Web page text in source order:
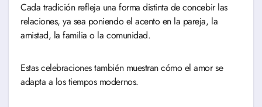
Cada tradición refleja una forma distinta de concebir las
relaciones, ya sea poniendo el acento en la pareja, la
amistad, la familia o la comunidad.
Estas celebraciones también muestran cómo el amor se
adapta a los tiempos modernos.